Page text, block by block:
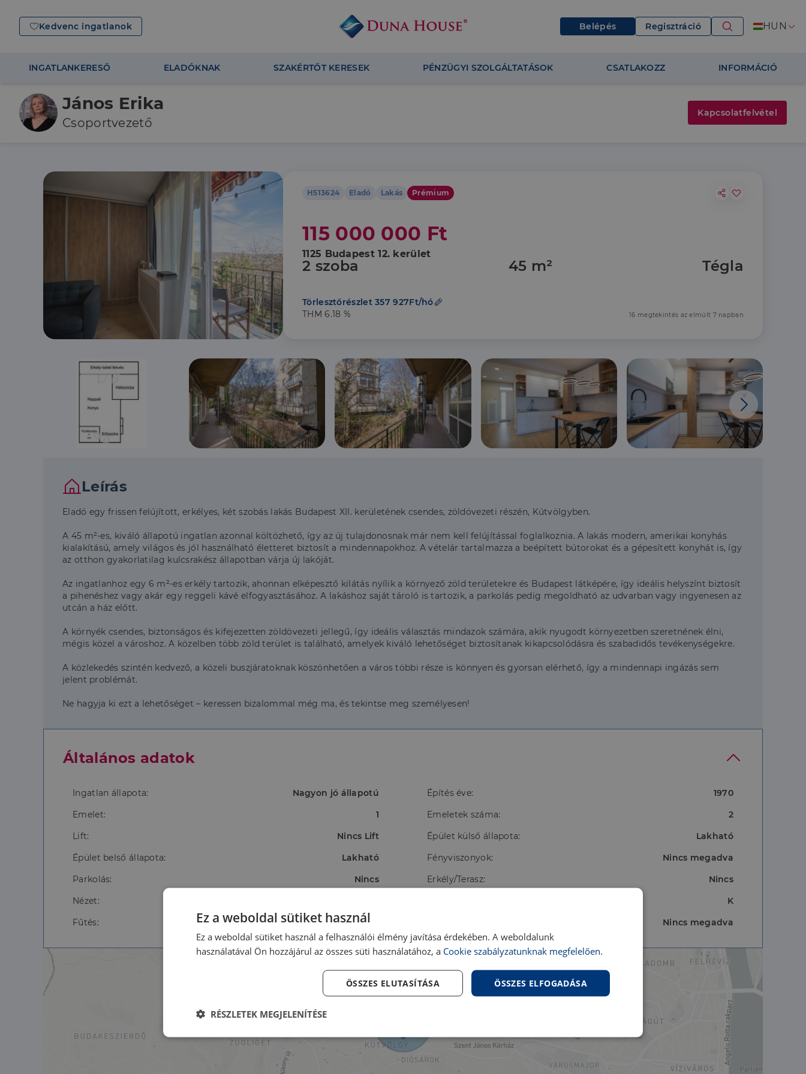
Kedvenc ingatlanok Belépés Regisztráció HUN
INGATLANKERESŐ ELADÓKNAK SZAKÉRTŐT KERESEK PÉNZÜGYI SZOLGÁLTATÁSOK CSATLAKOZZ INFORMÁCIÓ
H513624 Eladó Lakás Prémium
115 000 000 Ft
1125 Budapest 12. kerület
2 szoba 45 m² Tégla
Törlesztőrészlet 357 927Ft/hó
THM 6.18 %
16 megtekintés az elmúlt 7 napban
Leírás
Eladó egy frissen felújított, erkélyes, két szobás lakás Budapest XII. kerületének csendes, zöldövezeti részén, Kútvölgyben.
A 45 m²-es, kiváló állapotú ingatlan azonnal költözhető, így az új tulajdonosnak már nem kell felújítással foglalkoznia. A lakás modern, amerikai konyhás
kialakítású, amely világos és jól használható életteret biztosít a mindennapokhoz. A vételár tartalmazza a beépített bútorokat és a gépesített konyhát is, így
az otthon gyakorlatilag kulcsrakész állapotban várja új lakóját.
Az ingatlanhoz egy 6 m²-es erkély tartozik, ahonnan elképesztő kilátás nyílik a környező zöld területekre és Budapest látképére, így ideális helyszínt biztosít
a pihenéshez vagy akár egy reggeli kávé elfogyasztásához. A lakáshoz saját tároló is tartozik, a parkolás pedig megoldható az udvarban vagy ingyenesen az
utcán a ház előtt.
A környék csendes, biztonságos és kifejezetten zöldövezeti jellegű, így ideális választás mindazok számára, akik nyugodt környezetben szeretnének élni,
mégis közel a városhoz. A közelben több zöld terület is található, amelyek kiváló lehetőséget biztosítanak kikapcsolódásra és szabadidős tevékenységekre.
A közlekedés szintén kedvező, a közeli buszjáratoknak köszönhetően a város többi része is könnyen és gyorsan elérhető, így a mindennapi ingázás sem
jelent problémát.
Ne hagyja ki ezt a lehetőséget – keressen bizalommal még ma, és tekintse meg személyesen!
Általános adatok
Ingatlan állapota: Nagyon jó állapotú Építés éve:
1970
Emelet:
1 Emeletek száma:
2
Lift:
Nincs Lift Épület külső állapota:
Lakható
Épület belső állapota:
Lakható Fényviszonyok:
Nincs megadva
Parkolás:
Nincs Erkély/Terasz:
Nincs
Nézet:
K
Fűtés:
Házközponti Nincs megadva
János Erika
Csoportvezető
Kapcsolatfelvétel
Ez a weboldal sütiket használ
Ez a weboldal sütiket használ a felhasználói élmény javítása érdekében. A weboldalunk
használatával Ön hozzájárul az összes süti használatához, a Cookie szabályzatunknak megfelelően.
ÖSSZES ELFOGADÁSA
ÖSSZES ELUTASÍTÁSA
RÉSZLETEK MEGJELENÍTÉSE
Elengedhetetlenül
szükséges
Teljesítmény Célzás Funkcionalitás